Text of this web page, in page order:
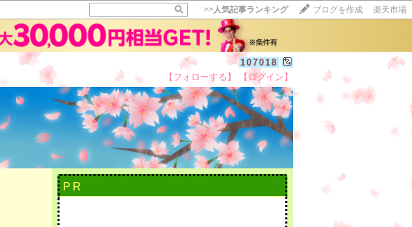
>>人気記事ランキング ブログを作成 楽天市場
107018
【フォローする】 【ログイン】
15記事にいいね！で1ポイント
いいね!
PR